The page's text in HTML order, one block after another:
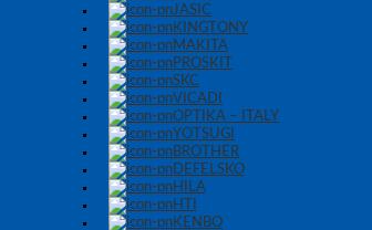
JASIC
KINGTONY
MAKITA
PROSKIT
SKC
VICADI
OPTIKA – ITALY
YOTSUGI
BROTHER
DEFELSKO
HILA
HTI
KENBO